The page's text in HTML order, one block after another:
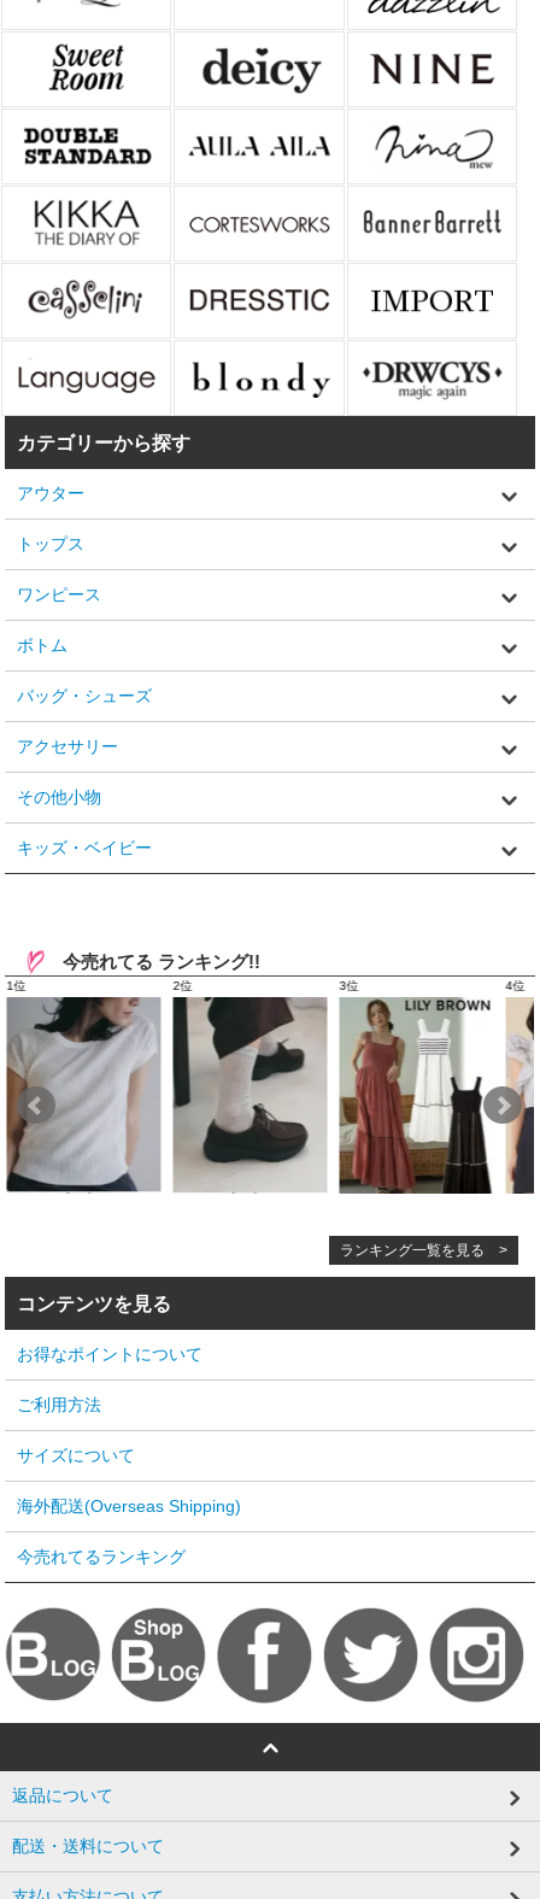
カテゴリーから探す
アウター
トップス
ワンピース
ボトム
バッグ・シューズ
アクセサリー
その他小物
キッズ・ベイビー
今売れてる ランキング!!
ランキング一覧を見る >
コンテンツを見る
お得なポイントについて
ご利用方法
サイズについて
海外配送(Overseas Shipping)
今売れてるランキング
返品について
配送・送料について